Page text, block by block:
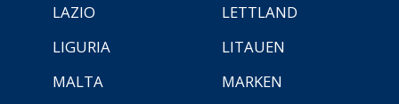
LAZIO
LETTLAND
LIGURIA
LITAUEN
MALTA
MARKEN